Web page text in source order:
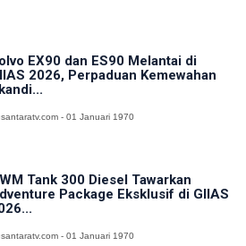
EX90 dan ES90 Melantai di
2026, Perpaduan Kemewahan
- 01 Januari 1970
Tank 300 Diesel Tawarkan
Package Eksklusif di GIIAS
- 01 Januari 1970